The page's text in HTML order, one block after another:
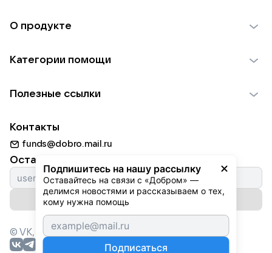
Подпишитесь на нашу рассылку
Оставайтесь на связи с «Добром» —
делимся новостями и рассказываем о тех,
кому нужна помощь
Подписаться
О продукте
Использование материалов
Для НКО
Партнерам
Категории помощи
Пожилым
Животным
Природе
Культуре
Фондам
Полезные ссылки
Добрый день
Истории
Автоплатежи
Контакты
funds@dobro.mail.ru
Оставайтесь с нами
Подписаться на рассылку
© VK, 2026г. Все права защищены.